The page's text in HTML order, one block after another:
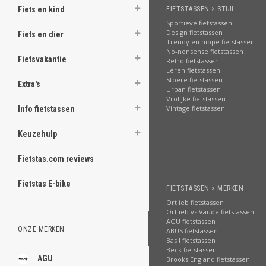
Fiets en kind
Fiets en dier
Fietsvakantie
Extra's
Info fietstassen
Keuzehulp
Fietstas.com reviews
Fietstas E-bike
ONZE MERKEN
AGU
FIETSTASSEN > STIJL
Sportieve fietstassen
Design fietstassen
Trendy en hippe fietstassen
No-nonsense fietstassen
Retro fietstassen
Leren fietstassen
Stoere fietstassen
Urban fietstassen
Vrolijke fietstassen
Vintage fietstassen
FIETSTASSEN > MERKEN
Ortlieb fietstassen
Ortlieb vs Vaude fietstassen
AGU fietstassen
ABUS fietstassen
Basil fietstassen
Beck fietstassen
Brooks England fietstassen